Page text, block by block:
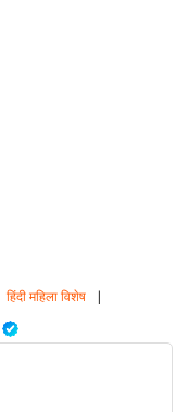
हिंदी महिला विशेष |